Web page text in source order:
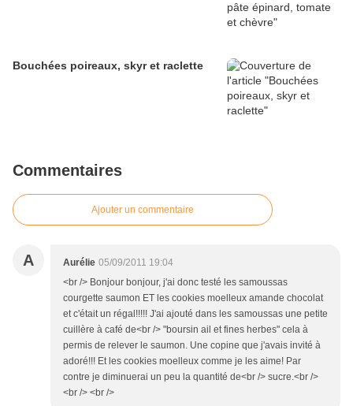
Bouchées poireaux, skyr et raclette
Commentaires
Ajouter un commentaire
A Aurélie 05/09/2011 19:04
<br /> Bonjour bonjour, j'ai donc testé les samoussas
courgette saumon ET les cookies moelleux amande chocolat
et c'était un régal!!!!! J'ai ajouté dans les samoussas une petite
cuillère à café de<br /> "boursin ail et fines herbes" cela à
permis de relever le saumon. Une copine que j'avais invité à
adoré!!! Et les cookies moelleux comme je les aime! Par
contre je diminuerai un peu la quantité de<br /> sucre.<br />
<br /> <br />